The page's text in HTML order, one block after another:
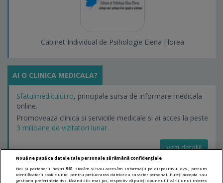
Cabinet Individual de Psihologie Elena Florea
AI O CLINICA MEDICALA?
Sfatulmedicului.ro, principala sursa de informare medicala
online.
Promoveaza clinica si serviciile medicale si ai acces la peste
3 milioane de vizitatori lunar.
Vezi detalii!
LINKURI UTILE
Nouă ne pasă ca datele tale personale să rămână confidențiale
Noi și partenerii noștri961
stocăm și/sau accesăm informații pe dispozitivul dvs., precum
identificatorii cookie unici pentru prelucrarea datelor cu caracter personal. Puteți accepta sau
gestiona preferințele dvs. făcând clic mai jos, respectiv vă puteți opune utilizării unui interes